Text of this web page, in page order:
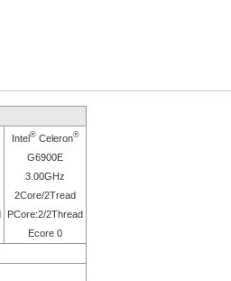
Intel®Celeron®
G6900E
3.00GHz
2Core/2Tread
PCore:2/2Thread
Ecore 0